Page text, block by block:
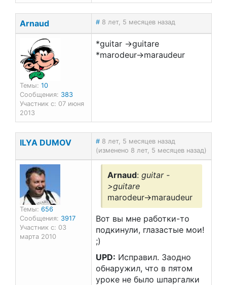
Arnaud # 8 лет, 5 месяцев назад
Темы: 10
Сообщения: 383
Участник с: 07 июня
2013
*guitar ->guitare
*marodeur->maraudeur
ILYA DUMOV # 8 лет, 5 месяцев назад
(изменено 8 лет, 5 месяцев назад)
Темы: 656
Сообщения: 3917
Участник с: 03
марта 2010
Arnaud: guitar -
>guitare
marodeur->maraudeur
Вот вы мне работки-то
подкинули, глазастые мои!
;)
UPD: Исправил. Заодно
обнаружил, что в пятом
уроке не было шпаргалки